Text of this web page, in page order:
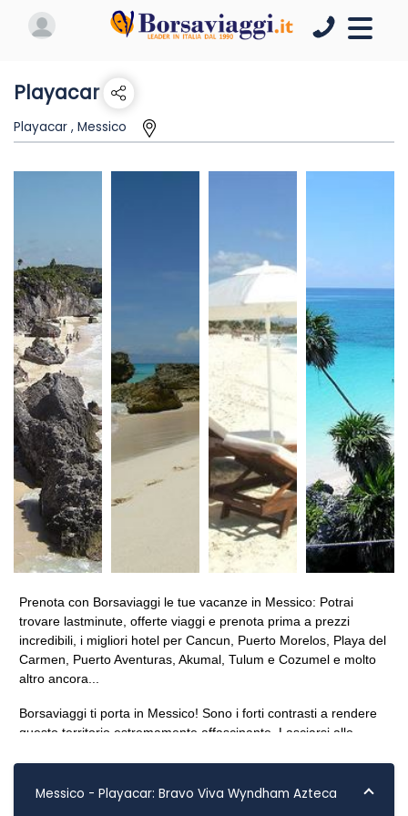
Playacar
Playacar , Messico
Prenota con Borsaviaggi le tue vacanze in Messico: Potrai
trovare lastminute, offerte viaggi e prenota prima a prezzi
incredibili, i migliori hotel per Cancun, Puerto Morelos, Playa del
Carmen, Puerto Aventuras, Akumal, Tulum e Cozumel e molto
altro ancora...
Borsaviaggi ti porta in Messico! Sono i forti contrasti a rendere
questo territorio estremamente affascinante. Lasciarsi alle
tempo della Conquista spagnola visitando la miriade di missioni
Messico - Playacar: Bravo Viva Wyndham Azteca